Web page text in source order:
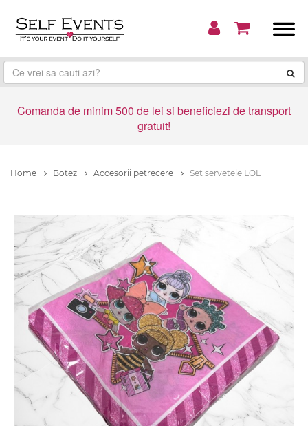
Comanda de minim 500 de lei si beneficiezi de transport
gratuit!
Home Botez Accesorii petrecere Set servetele LOL